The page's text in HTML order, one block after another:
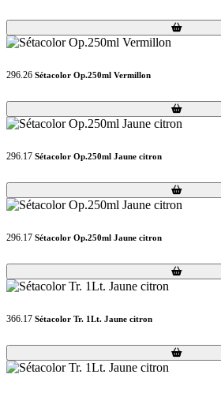
Loading...
Loading...
296.26 Sétacolor Op.250ml Vermillon
Loading...
Loading...
296.17 Sétacolor Op.250ml Jaune citron
Loading...
Loading...
296.17 Sétacolor Op.250ml Jaune citron
Loading...
Loading...
366.17 Sétacolor Tr. 1Lt. Jaune citron
Loading...
Loading...